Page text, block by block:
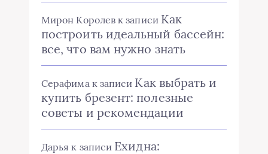
Мирон Королев к записи Как
построить идеальный бассейн:
все, что вам нужно знать
Серафима к записи Как выбрать и
купить брезент: полезные
советы и рекомендации
Дарья к записи Ехидна: